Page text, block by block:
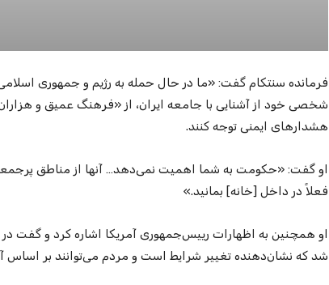
فرمانده سنتکام گفت: «ما در حال حمله به رژیم و جمهوری
شخصی خود از آشنایی با جامعه ایران، از «فرهنگ عمیق و
هشدارهای ایمنی توجه کنند.
او گفت: «حکومت به شما اهمیت نمی‌دهد… آنها از مناطق
فعلاً در داخل [خانه] بمانید.»
او همچنین به اظهارات رییس‌جمهوری آمریکا اشاره کرد و
شد که نشان‌دهنده تغییر شرایط است و مردم می‌توانند بر اساس